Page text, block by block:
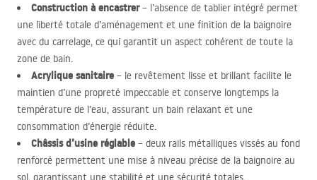
Construction à encastrer– l’absence de tablier intégré permet
une liberté totale d’aménagement et une finition de la baignoire
avec du carrelage, ce qui garantit un aspect cohérent de toute la
zone de bain.
Acrylique sanitaire – le revêtement lisse et brillant facilite le
maintien d’une propreté impeccable et conserve longtemps la
température de l’eau, assurant un bain relaxant et une
consommation d’énergie réduite.
Châssis d’usine réglable – deux rails métalliques vissés au fond
renforcé permettent une mise à niveau précise de la baignoire au
sol, garantissant une stabilité et une sécurité totales.